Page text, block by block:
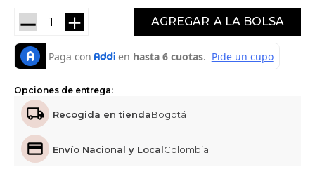
＋
－ AGREGAR
Opciones de entrega:
Recogida en tiendaBogotá
Envío Nacional y LocalColombia